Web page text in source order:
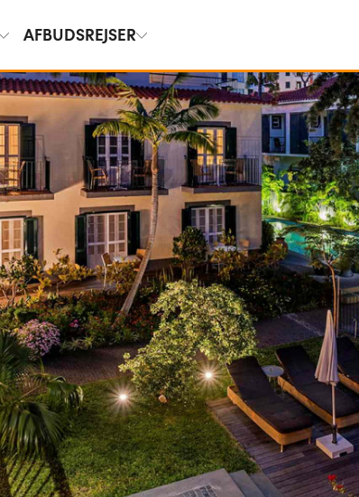
AFBUDSREJSER